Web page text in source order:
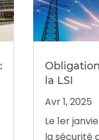
la LSI
Avr 1, 2025
Le 1er
la sécurité